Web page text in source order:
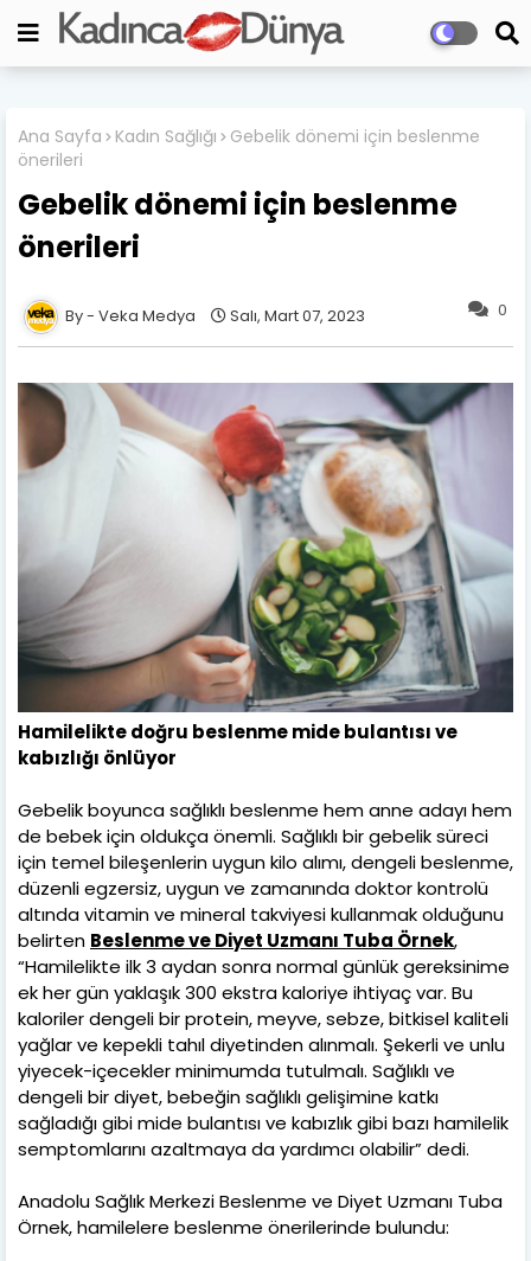
Ana Sayfa Kadın Sağlığı
Gebelik dönemi için beslenme
önerileri
Gebelik dönemi için beslenme
önerileri
0
Veka Medya Salı, Mart 07, 2023
Hamilelikte doğru beslenme mide bulantısı ve
kabızlığı önlüyor
Gebelik boyunca sağlıklı beslenme hem anne adayı hem
de bebek için oldukça önemli. Sağlıklı bir gebelik süreci
için temel bileşenlerin uygun kilo alımı, dengeli beslenme,
düzenli egzersiz, uygun ve zamanında doktor kontrolü
altında vitamin ve mineral takviyesi kullanmak olduğunu
belirten Beslenme ve Diyet Uzmanı Tuba Örnek,
“Hamilelikte ilk 3 aydan sonra normal günlük gereksinime
ek her gün yaklaşık 300 ekstra kaloriye ihtiyaç var. Bu
kaloriler dengeli bir protein, meyve, sebze, bitkisel kaliteli
yağlar ve kepekli tahıl diyetinden alınmalı. Şekerli ve unlu
yiyecek-içecekler minimumda tutulmalı. Sağlıklı ve
dengeli bir diyet, bebeğin sağlıklı gelişimine katkı
sağladığı gibi mide bulantısı ve kabızlık gibi bazı hamilelik
semptomlarını azaltmaya da yardımcı olabilir” dedi.
Anadolu Sağlık Merkezi Beslenme ve Diyet Uzmanı Tuba
Örnek, hamilelere beslenme önerilerinde bulundu: